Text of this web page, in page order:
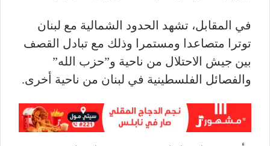
في المقابل، تشهد الحدود الشمالية مع لبنان
توترا متصاعدا ومستمرا وذلك مع تبادل القصف
بين جيش الاحتلال من ناحية و”حزب الله”
والفصائل الفلسطينية في لبنان من ناحية أخرى.